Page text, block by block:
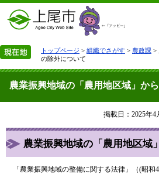
トップページ > 組織でさがす > 農政課 >
の除外について
農業振興地域の「農用地区域」か
掲載日：2025年
農業振興地域の「農用地区域
「農業振興地域の整備に関する法律」（(昭和